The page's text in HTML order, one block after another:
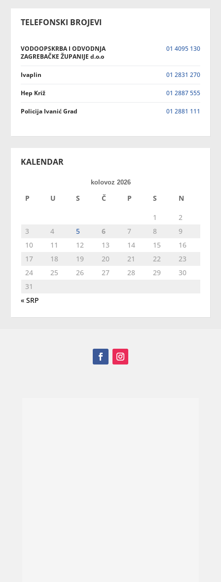
TELEFONSKI BROJEVI
VODOOPSKRBA I ODVODNJA
ZAGREBAČKE ŽUPANIJE d.o.o
01 4095 130
Ivaplin 01 2831 270
Hep Križ 01 2887 555
Policija Ivanić Grad 01 2881 111
KALENDAR
kolovoz 2026
P U S Č P S N
1
2
3
4 5 6 7 8
9
10
11 12 13 14 15
16
17
18 19 20 21 22
23
24
25 26 27 28 29
30
31
« SRP